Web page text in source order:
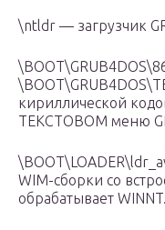
\ntldr — загрузчик
кириллической
ТЕКСТОВОМ меню
WIM-сборки со
обрабатывает